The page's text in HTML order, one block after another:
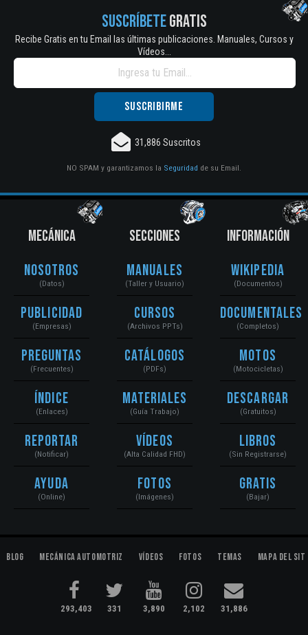
SUSCRÍBETEGRATIS
Recibe Gratis en tu Email las últimas publicaciones. Manuales, Cursos y
Vídeos...
31,886 Suscritos
NO SPAM y garantizamos la Seguridad de su Email.
MECÁNICA
Nosotros
(Datos)
Publicidad
(Empresas)
Preguntas
(Frecuentes)
Índice
(Enlaces)
Reportar
(Notificar)
Ayuda
(Online)
SECCIONES
Manuales
(Taller y Usuario)
Cursos
(Archivos PPTs)
Catálogos
(PDFs)
Materiales
(Guía Trabajo)
Vídeos
(Alta Calidad FHD)
Fotos
(Imágenes)
INFORMACIÓN
Wikipedia
(Documentos)
Documentales
(Completos)
Motos
(Motocicletas)
Descargar
(Gratuitos)
Libros
(Sin Registrarse)
Gratis
(Bajar)
Blog Mecánica Automotriz Vídeos Fotos Temas Mapa del
293,403 331 3,890 2,102 31,886